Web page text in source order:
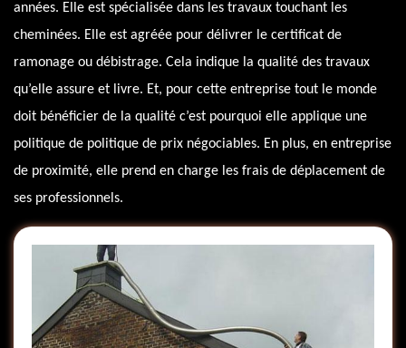
années. Elle est spécialisée dans les travaux touchant les
cheminées. Elle est agréée pour délivrer le certificat de
ramonage ou débistrage. Cela indique la qualité des travaux
qu’elle assure et livre. Et, pour cette entreprise tout le monde
doit bénéficier de la qualité c’est pourquoi elle applique une
politique de politique de prix négociables. En plus, en entreprise
de proximité, elle prend en charge les frais de déplacement de
ses professionnels.